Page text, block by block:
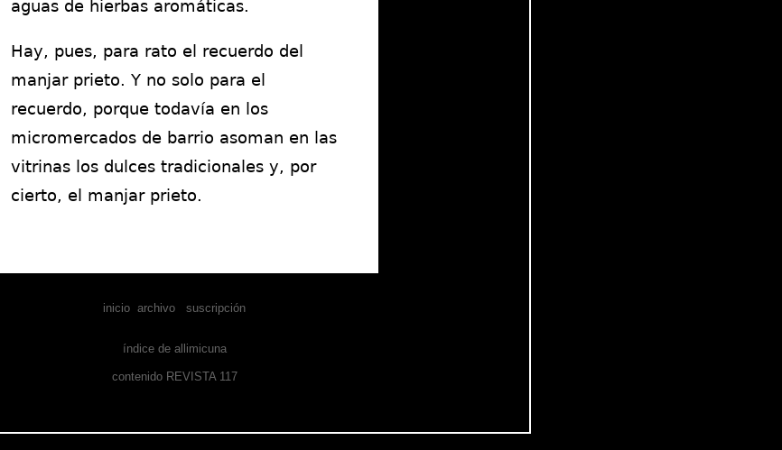
aguas de hierbas aromáticas.
Hay, pues, para rato el recuerdo del
manjar prieto. Y no solo para el
recuerdo, porque todavía en los
micromercados de barrio asoman en las
vitrinas los dulces tradicionales y, por
cierto, el manjar prieto.
inicio archivo suscripción
índice de allimicuna
contenido REVISTA 117